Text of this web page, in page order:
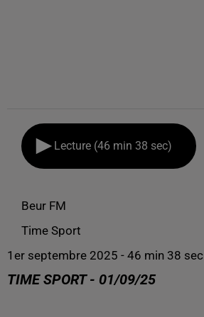
Lecture (46 min 38 sec)
Beur FM
Time Sport
1er septembre 2025 - 46 min 38 sec
TIME SPORT - 01/09/25